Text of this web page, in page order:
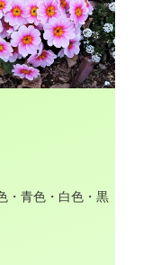
・青色・白色・黒